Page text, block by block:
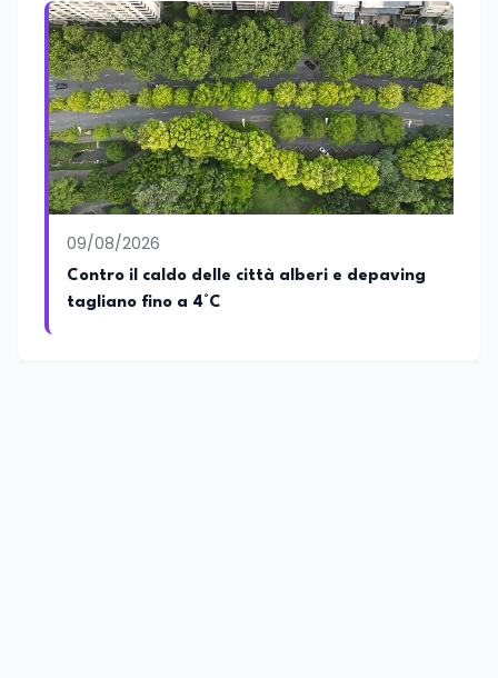
Manager certificato MISE, unisce visione
strategica e competenza tecnologica
con una vocazione per il dialogo
istituzionale e la ricerca applicata.
09/08/2026
Contro il caldo delle città alberi e depaving
tagliano fino a 4°C